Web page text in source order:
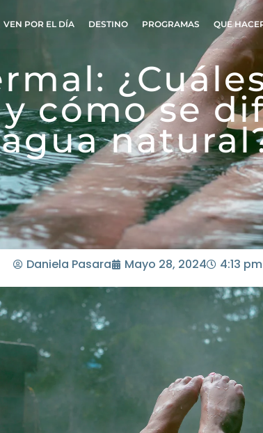
VEN POR EL DÍA DESTINO PROGRAMAS QUE
cómo se
agua
Daniela Pasara Mayo 28, 2024 4:13 pm